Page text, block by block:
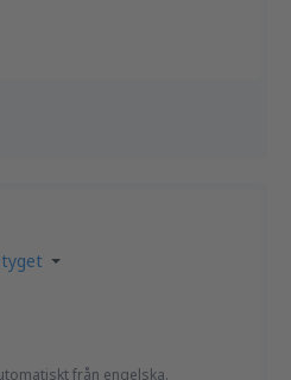
från engelska.